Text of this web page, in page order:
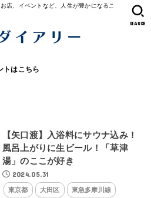
店、イベントなど、人生が豊かになるこ
トはこちら
SEARCH
【矢口渡】入浴料にサウナ込み！
風呂上がりに生ビール！「草津
湯」のここが好き
2024.05.31
東京都 大田区 東急多摩川線